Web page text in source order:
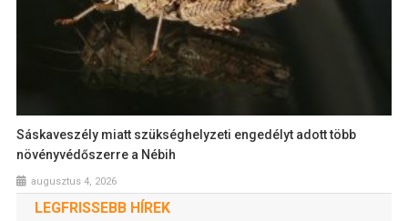
Sáskaveszély miatt szükséghelyzeti engedélyt adott több
növényvédőszerre a Nébih
augusztus 4, 2026
LEGFRISSEBB HÍREK